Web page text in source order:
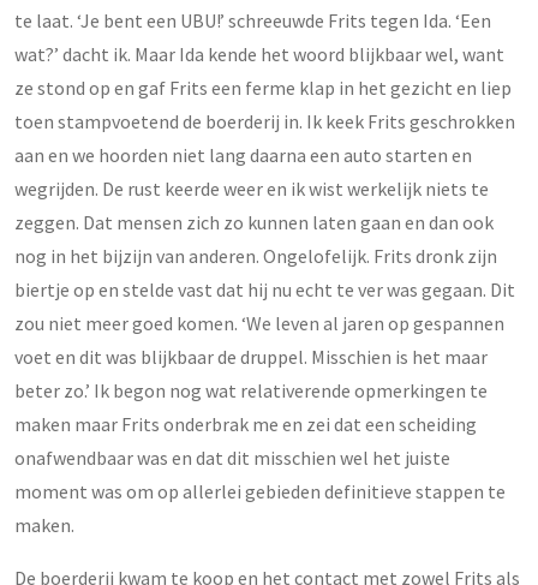
te laat. ‘Je bent een UBU!’ schreeuwde Frits tegen Ida. ‘Een
wat?’ dacht ik. Maar Ida kende het woord blijkbaar wel, want
ze stond op en gaf Frits een ferme klap in het gezicht en liep
toen stampvoetend de boerderij in. Ik keek Frits geschrokken
aan en we hoorden niet lang daarna een auto starten en
wegrijden. De rust keerde weer en ik wist werkelijk niets te
zeggen. Dat mensen zich zo kunnen laten gaan en dan ook
nog in het bijzijn van anderen. Ongelofelijk. Frits dronk zijn
biertje op en stelde vast dat hij nu echt te ver was gegaan. Dit
zou niet meer goed komen. ‘We leven al jaren op gespannen
voet en dit was blijkbaar de druppel. Misschien is het maar
beter zo.’ Ik begon nog wat relativerende opmerkingen te
maken maar Frits onderbrak me en zei dat een scheiding
onafwendbaar was en dat dit misschien wel het juiste
moment was om op allerlei gebieden definitieve stappen te
maken.
De boerderij kwam te koop en het contact met zowel Frits als